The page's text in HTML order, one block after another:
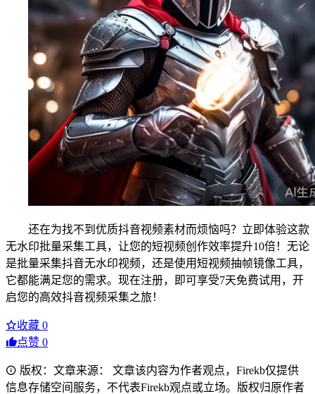
还在为找不到优质抖音视频素材而烦恼吗？立即体验这款
无水印批量采集工具，让您的短视频创作效率提升10倍！无论
是批量采集抖音无水印视频，还是使用短视频抽帧镜像工具，
它都能满足您的需求。现在注册，即可享受7天免费试用，开
启您的高效抖音视频采集之旅！
收藏 0
点赞 0
版权：文章来源： 文章该内容为作者观点，Firekb仅提供
信息存储空间服务，不代表Firekb观点或立场。版权归原作者